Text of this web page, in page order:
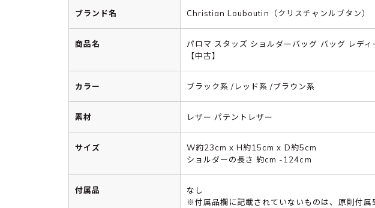
ブランド名 Christian Louboutin（クリスチャンルブタン）
商品名
パロマ スタッズ ショルダーバッグ バッグ レディ
【中古】
カラー ブラック系 /レッド系 /ブラウン系
素材 レザー パテントレザー
サイズ
W約23cm x H約15cm x D約5cm
ショルダーの長さ 約cm -124cm
付属品
なし
※付属品欄に記載されていないものは、原則付属